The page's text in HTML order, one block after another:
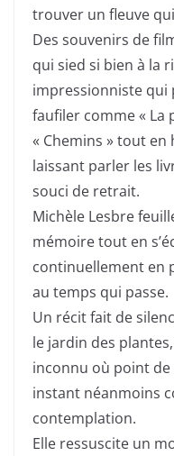
trouver un fleuve
Des souvenirs de
qui sied si bien à la
impressionniste qui
faufiler comme «
« Chemins » tout en
laissant parler les
souci de retrait.
Michèle Lesbre
mémoire tout en
continuellement en
au temps qui passe.
Un récit fait de
le jardin des
inconnu où point de
instant néanmoins
contemplation.
Elle ressuscite un